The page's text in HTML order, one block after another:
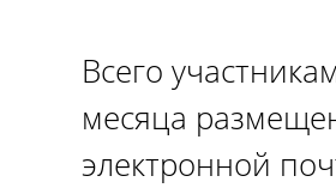
Всего
месяца
электронной